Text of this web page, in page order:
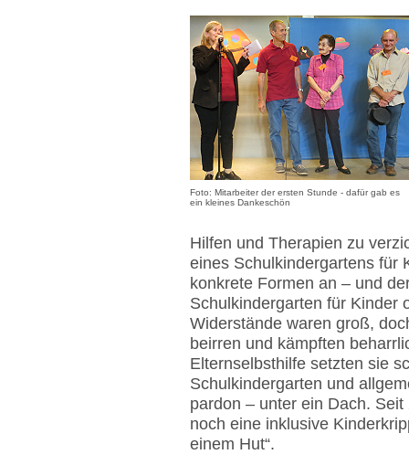
Foto: Mitarbeiter der ersten Stunde - dafür gab es
ein kleines Dankeschön
Hilfen und Therapien zu
eines Schulkindergartens für
konkrete Formen an – und
Schulkindergarten für Kinder
Widerstände waren groß,
beirren und kämpften
Elternselbsthilfe setzten sie
Schulkindergarten und
pardon – unter ein Dach.
noch eine inklusive
einem Hut“.